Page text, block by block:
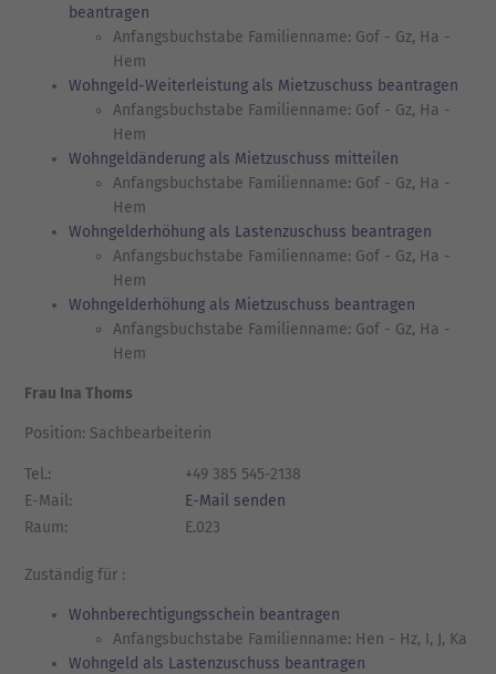
beantragen
Anfangsbuchstabe Familienname: Gof - Gz, Ha -
Hem
Wohngeld-Weiterleistung als Mietzuschuss beantragen
Anfangsbuchstabe Familienname: Gof - Gz, Ha -
Hem
Wohngeldänderung als Mietzuschuss mitteilen
Anfangsbuchstabe Familienname: Gof - Gz, Ha -
Hem
Wohngelderhöhung als Lastenzuschuss beantragen
Anfangsbuchstabe Familienname: Gof - Gz, Ha -
Hem
Wohngelderhöhung als Mietzuschuss beantragen
Anfangsbuchstabe Familienname: Gof - Gz, Ha -
Hem
Frau Ina Thoms
Position: Sachbearbeiterin
Tel.:
+49 385 545-2138
E-Mail:
E-Mail senden
Raum:
E.023
Zuständig für :
Wohnberechtigungsschein beantragen
Anfangsbuchstabe Familienname: Hen - Hz, I, J, Ka
Wohngeld als Lastenzuschuss beantragen